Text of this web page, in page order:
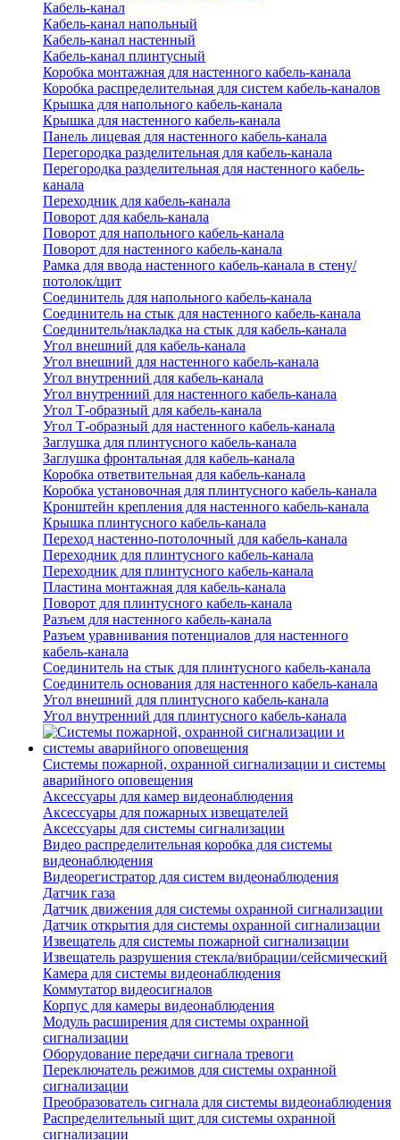
Кабель-канал
Кабель-канал напольный
Кабель-канал настенный
Кабель-канал плинтусный
Коробка монтажная для настенного кабель-канала
Коробка распределительная для систем кабель-каналов
Крышка для напольного кабель-канала
Крышка для настенного кабель-канала
Панель лицевая для настенного кабель-канала
Перегородка разделительная для кабель-канала
Перегородка разделительная для настенного кабель-
канала
Переходник для кабель-канала
Поворот для кабель-канала
Поворот для напольного кабель-канала
Поворот для настенного кабель-канала
Рамка для ввода настенного кабель-канала в стену/
потолок/щит
Соединитель для напольного кабель-канала
Соединитель на стык для настенного кабель-канала
Соединитель/накладка на стык для кабель-канала
Угол внешний для кабель-канала
Угол внешний для настенного кабель-канала
Угол внутренний для кабель-канала
Угол внутренний для настенного кабель-канала
Угол Т-образный для кабель-канала
Угол Т-образный для настенного кабель-канала
Заглушка для плинтусного кабель-канала
Заглушка фронтальная для кабель-канала
Коробка ответвительная для кабель-канала
Коробка установочная для плинтусного кабель-канала
Кронштейн крепления для настенного кабель-канала
Крышка плинтусного кабель-канала
Переход настенно-потолочный для кабель-канала
Переходник для плинтусного кабель-канала
Переходник для плинтусного кабель-канала
Пластина монтажная для кабель-канала
Поворот для плинтусного кабель-канала
Разъем для настенного кабель-канала
Разъем уравнивания потенциалов для настенного
кабель-канала
Соединитель на стык для плинтусного кабель-канала
Соединитель основания для настенного кабель-канала
Угол внешний для плинтусного кабель-канала
Угол внутренний для плинтусного кабель-канала
Системы пожарной, охранной сигнализации и системы
аварийного оповещения
Аксессуары для камер видеонаблюдения
Аксессуары для пожарных извещателей
Аксессуары для системы сигнализации
Видео распределительная коробка для системы
видеонаблюдения
Видеорегистратор для систем видеонаблюдения
Датчик газа
Датчик движения для системы охранной сигнализации
Датчик открытия для системы охранной сигнализации
Извещатель для системы пожарной сигнализации
Извещатель разрушения стекла/вибрации/сейсмический
Камера для системы видеонаблюдения
Коммутатор видеосигналов
Корпус для камеры видеонаблюдения
Модуль расширения для системы охранной
сигнализации
Оборудование передачи сигнала тревоги
Переключатель режимов для системы охранной
сигнализации
Преобразователь сигнала для системы видеонаблюдения
Распределительный щит для системы охранной
сигнализации